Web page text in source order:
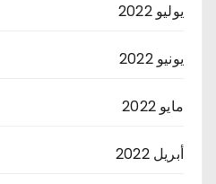
يوليو 2022
يونيو 2022
مايو 2022
أبريل 2022